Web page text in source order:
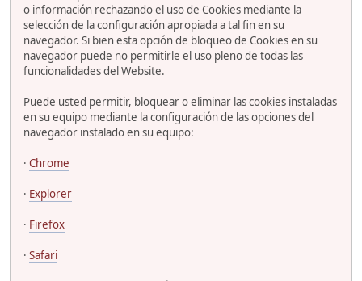
o información rechazando el uso de Cookies mediante la
selección de la configuración apropiada a tal fin en su
navegador. Si bien esta opción de bloqueo de Cookies en su
navegador puede no permitirle el uso pleno de todas las
funcionalidades del Website.
Puede usted permitir, bloquear o eliminar las cookies instaladas
en su equipo mediante la configuración de las opciones del
navegador instalado en su equipo:
· Chrome
· Explorer
· Firefox
· Safari